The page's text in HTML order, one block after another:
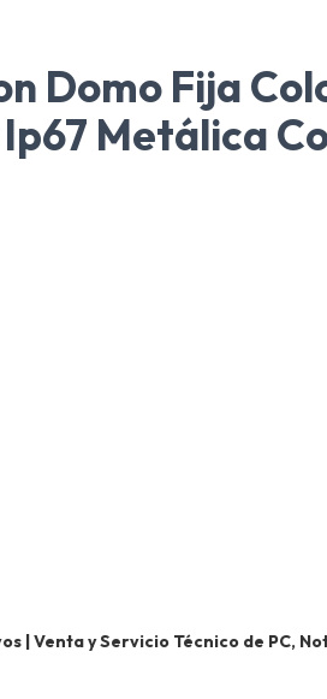
Domo Fija
Metálica
| Venta y Servicio Técnico de PC,